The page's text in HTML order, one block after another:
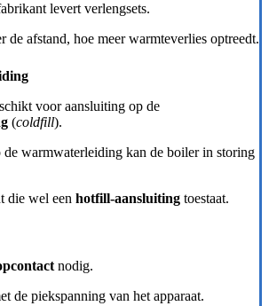
levert verlengsets.
de afstand, hoe meer warmteverlies optreedt.
voor aansluiting op de
(coldfill).
warmwaterleiding kan de boiler in storing
die wel een hotfill-aansluiting toestaat.
nodig.
de piekspanning van het apparaat.